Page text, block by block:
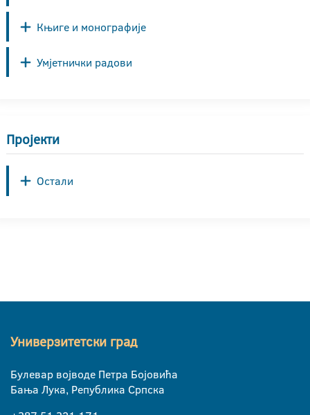
Књиге и монографије
Умјетнички радови
Пројекти
Остали
Универзитетски град
Булевар војводе Петра Бојовића
Бања Лука, Република Српска